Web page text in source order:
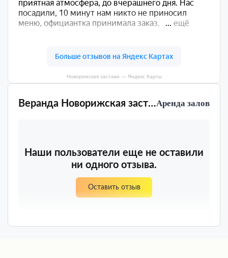
Веранда Новорижская заставаАренда залов
Наши пользователи еще не оставили
ни одного отзыва.
Оставить отзыв
Новорижская застава — Яндекс Карты